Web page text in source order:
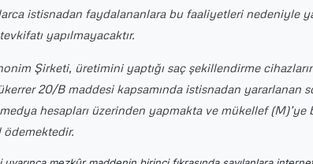
istisnadan faydalananlara bu faaliyetleri nedeniyle
yapılmayacaktır.
Şirketi, üretimini yaptığı saç şekillendirme
20/B maddesi kapsamında istisnadan yararlanan
hesapları üzerinden yapmakta ve mükellef (M)’ye
ödemektedir.